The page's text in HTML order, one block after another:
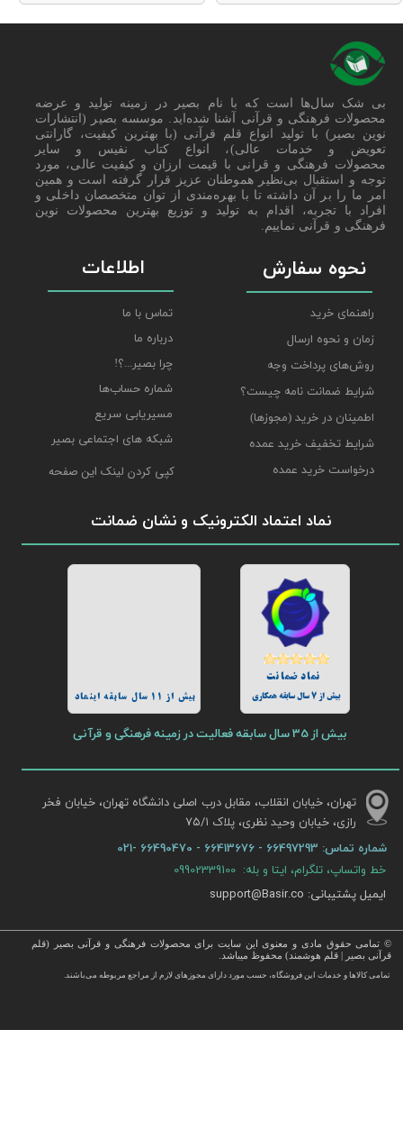
نحوه سفارش
راهنمای خرید
زمان و نحوه ارسال
روش‌های پرداخت وجه
شرایط ضمانت نامه چیست؟
اطمینان در خرید (مجوزها)
شرایط تخفیف خرید عمده
درخواست خرید عمده
© تمامی حقوق مادی و معنوی این سایت برای محصولات فرهنگی و قرآنی بصیر (قلم
قرآنی بصیر | قلم هوشمند) محفوظ میباشد.
تمامی كالاها و خدمات این فروشگاه، حسب مورد دارای مجوزهای لازم از مراجع مربوطه می‌باشند.
، انواع قلم قرآنی ، انواع کتاب نفیس و قرآن نفیس , قرآن عروس , کتب نفیس و معطر , کتاب چرمی و سایر محصولات
نماد اعتماد الکترونیک و نشان ضمانت
بیش از 11 سال سابقه اینماد
بیش از 35 سال سابقه فعالیت در زمینه فرهنگی و قرآنی
بیش از 7 سال سابقه همکاری
اطلاعات
تماس با ما
درباره ما
چرا بصیر...؟!
شماره حساب‌ها
مسیریابی سریع
شبکه های اجتماعی بصیر
تهران، خیابان انقلاب، مقابل درب اصلی دانشگاه تهران، خیابان فخر
رازی، خیابان وحید نظری، پلاک ۷۵/۱​​​​​​​
شماره تماس:
بی شک سال‌ها است که با نام بصیر در زمینه تولید و عرضه
محصولات فرهنگی و قرآنی آشنا شده‌اید. موسسه بصیر (انتشارات
نوین بصیر) با تولید انواع قلم قرآنی (با بهترین کیفیت، گارانتی
تعویض و خدمات عالی)، انواع کتاب نفیس و سایر
محصولات فرهنگی و قرانی با قیمت ارزان و کیفیت عالی، مورد
توجه و استقبال بی‌نظیر هموطنان عزیز قرار گرفته است و همین
امر ما را بر آن داشته تا با بهره‌مندی از توان متخصصان داخلی و
افراد با تجربه، اقدام به تولید و توزیع بهترین محصولات نوین
فرهنگی و قرآنی نماییم.
خط واتساپ، تلگرام، ایتا و بله: 09902339100
ایمیل پشتیبانی: support@Basir.co
کپی کردن لینک این صفحه